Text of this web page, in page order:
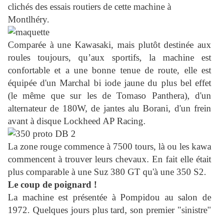
clichés des essais routiers de cette machine à
Montlhéry.
Comparée à une Kawasaki, mais plutôt destinée aux
roules toujours, qu’aux sportifs, la machine est
confortable et a une bonne tenue de route, elle est
équipée d'un Marchal bi iode jaune du plus bel effet
(le même que sur les de Tomaso Panthera), d'un
alternateur de 180W, de jantes alu Borani, d'un frein
avant à disque Lockheed AP Racing.
La zone rouge commence à 7500 tours, là ou les kawa
commencent à trouver leurs chevaux. En fait elle était
plus comparable à une Suz 380 GT qu'à une 350 S2.
Le coup de poignard !
La machine est présentée à Pompidou au salon de
1972. Quelques jours plus tard, son premier "sinistre"